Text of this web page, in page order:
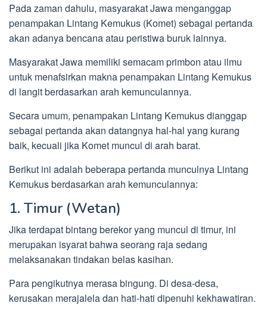
Pada zaman dahulu, masyarakat Jawa menganggap
penampakan Lintang Kemukus (Komet) sebagai pertanda
akan adanya bencana atau peristiwa buruk lainnya.
Masyarakat Jawa memiliki semacam primbon atau ilmu
untuk menafsirkan makna penampakan Lintang Kemukus
di langit berdasarkan arah kemunculannya.
Secara umum, penampakan Lintang Kemukus dianggap
sebagai pertanda akan datangnya hal-hal yang kurang
baik, kecuali jika Komet muncul di arah barat.
Berikut ini adalah beberapa pertanda munculnya Lintang
Kemukus berdasarkan arah kemunculannya:
1. Timur (Wetan)
Jika terdapat bintang berekor yang muncul di timur, ini
merupakan isyarat bahwa seorang raja sedang
melaksanakan tindakan belas kasihan.
Para pengikutnya merasa bingung. Di desa-desa,
kerusakan merajalela dan hati-hati dipenuhi kekhawatiran.